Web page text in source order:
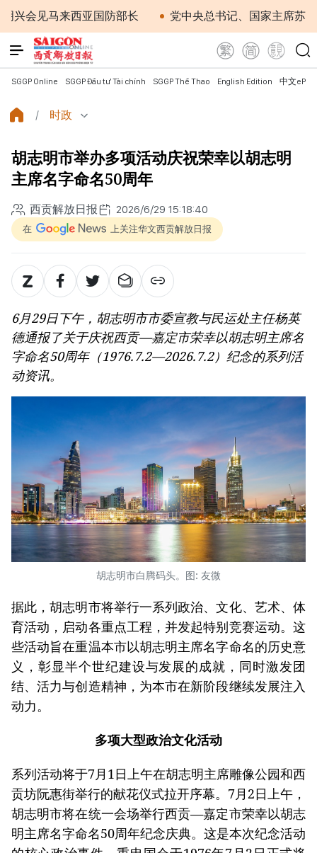
马来西亚国防部长 党中央总书记、国家主席苏林：越
SGGP Online SGGP Đầu tư Tài chính SGGP Thể Thao English Edition 中文
时政
胡志明市举办多项活动庆祝荣幸以胡志明
主席名字命名50周年
西贡解放日报 2026/6/29 15:18:40
在 上关注华文西贡解放日报
6月29日下午，胡志明市市委宣教与民运处主任杨英
德通报了关于庆祝西贡—嘉定市荣幸以胡志明主席名
字命名50周年（1976.7.2—2026.7.2）纪念的系列活
动资讯。
胡志明市白腾码头。图: 友微
据此，胡志明市将举行一系列政治、文化、艺术、体
育活动，启动各重点工程，并发起特别竞赛运动。这
些活动旨在重温本市以胡志明主席名字命名的历史意
义，彰显半个世纪建设与发展的成就，同时激发团
结、活力与创造精神，为本市在新阶段继续发展注入
动力。
多项大型政治文化活动
系列活动将于7月1日上午在胡志明主席雕像公园和西
贡坊阮惠街举行的献花仪式拉开序幕。7月2日上午，
胡志明市将在统一会场举行西贡—嘉定市荣幸以胡志
明主席名字命名50周年纪念庆典。这是本次纪念活动